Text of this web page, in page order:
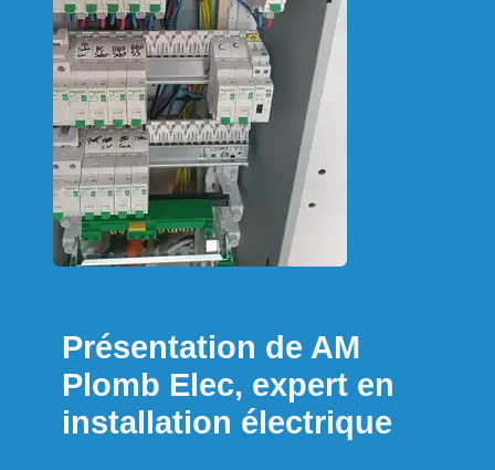
Présentation de AM
Plomb Elec, expert en
installation électrique